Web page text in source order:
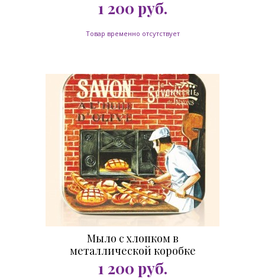
Винодел 100гр
1 200 руб.
Товар временно отсутствует
Мыло с хлопком в
металлической коробке
Булочник 100гр
1 200 руб.